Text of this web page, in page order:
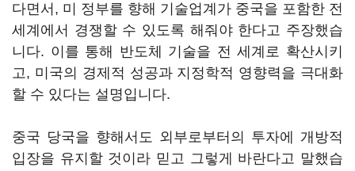
다면서, 미 정부를 향해 기술업계가 중국을 포함한 전
세계에서 경쟁할 수 있도록 해줘야 한다고 주장했습
니다. 이를 통해 반도체 기술을 전 세계로 확산시키
고, 미국의 경제적 성공과 지정학적 영향력을 극대화
할 수 있다는 설명입니다.
중국 당국을 향해서도 외부로부터의 투자에 개방적
입장을 유지할 것이라 믿고 그렇게 바란다고 말했습